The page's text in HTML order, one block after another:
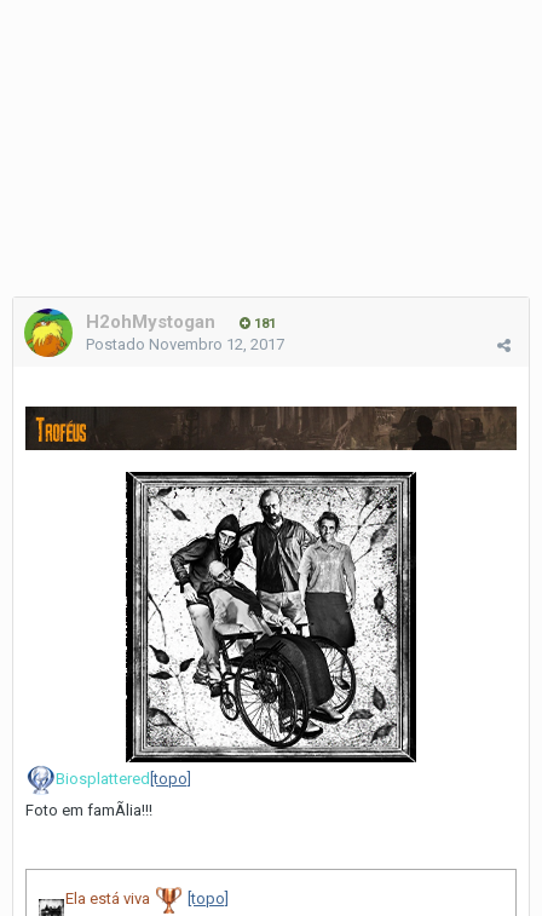
H2ohMystogan 181
Postado Novembro 12, 2017
Biosplattered [topo]
Foto em famÃ­lia!!!
Ela está viva
[topo]